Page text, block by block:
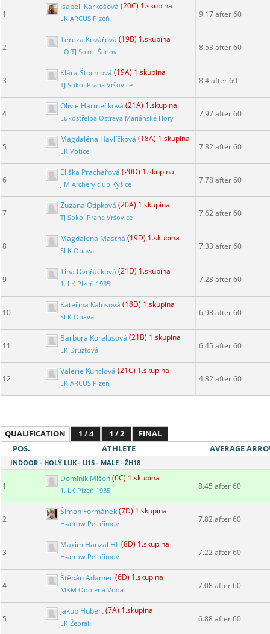
1
Isabell Karkošová (20C) 1.skupina
LK ARCUS Plzeň 9.17 after 60
2
Tereza Kovářová (19B) 1.skupina
LO TJ Sokol Šanov 8.53 after 60
3
Klára Štochlová (19A) 1.skupina
TJ Sokol Praha Vršovice 8.4 after 60
4
Olívie Harmečková (21A) 1.skupina
Lukostřelba Ostrava Mariánské Hory 7.97 after 60
5
Magdaléna Havlíčková (18A) 1.skupina
LK Votice 7.82 after 60
6
Eliška Prachařová (20D) 1.skupina
JIM Archery club Kyšice 7.78 after 60
7
Zuzana Otipková (20A) 1.skupina
TJ Sokol Praha Vršovice 7.62 after 60
8
Magdalena Mastná (19D) 1.skupina
SLK Opava 7.33 after 60
9
Tina Dvořáčková (21D) 1.skupina
1. LK Plzeň 1935 7.28 after 60
10
Kateřina Kalusová (18D) 1.skupina
SLK Opava 6.98 after 60
11
Barbora Korelusová (21B) 1.skupina
LK Druztová 6.45 after 60
12
Valerie Kunclová (21C) 1.skupina
LK ARCUS Plzeň 4.82 after 60
QUALIFICATION 1 / 4 1 / 2
FINAL
POS.
ATHLETE AVERAGE
INDOOR - HOLÝ LUK - U15 - MALE - ŽH18
1
Dominik Mišoň(6C) 1.skupina
1. LK Plzeň 1935 8.45 after 60
2
Šimon Formánek(7D) 1.skupina
H-arrow Pelhřimov 7.82 after 60
3
Maxim Hanzal HL(8D) 1.skupina
H-arrow Pelhřimov 7.22 after 60
4
Štěpán Adamec(6D) 1.skupina
MKM Odolena Voda 7.08 after 60
5
Jakub Hubert(7A) 1.skupina
LK Žebrák 6.88 after 60